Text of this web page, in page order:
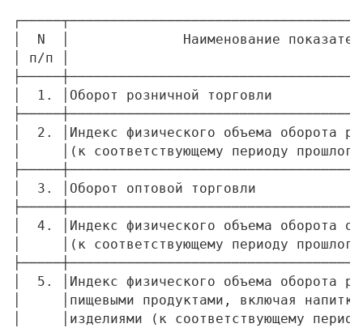
│  N  │              Наименование
│ п/п │
│  1. │Оборот розничной торговли
│  2. │Индекс физического объема
│     │(к соответствующему периоду
│  3. │Оборот оптовой торговли
│  4. │Индекс физического объема
│     │(к соответствующему периоду
│  5. │Индекс физического объема
│     │пищевыми продуктами, включая
│     │изделиями (к соответствующему